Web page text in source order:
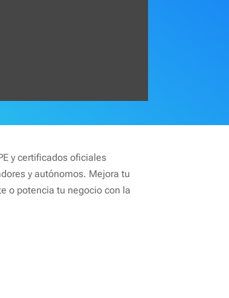
y certificados oficiales
y autónomos. Mejora tu
o potencia tu negocio con la